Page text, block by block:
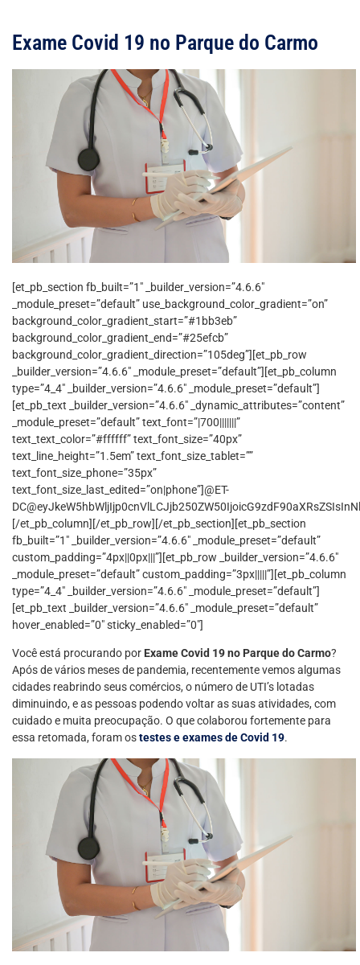
Exame Covid 19 no Parque do Carmo
[et_pb_section fb_built=”1″ _builder_version=”4.6.6″
_module_preset=”default” use_background_color_gradient=”on”
background_color_gradient_start=”#1bb3eb”
background_color_gradient_end=”#25efcb”
background_color_gradient_direction=”105deg”][et_pb_row
_builder_version=”4.6.6″ _module_preset=”default”][et_pb_column
type=”4_4″ _builder_version=”4.6.6″ _module_preset=”default”]
[et_pb_text _builder_version=”4.6.6″ _dynamic_attributes=”content”
_module_preset=”default” text_font=”|700|||||||”
text_text_color=”#ffffff” text_font_size=”40px”
text_line_height=”1.5em” text_font_size_tablet=””
text_font_size_phone=”35px”
text_font_size_last_edited=”on|phone”]@ET-
[/et_pb_column][/et_pb_row][/et_pb_section][et_pb_section
fb_built=”1″ _builder_version=”4.6.6″ _module_preset=”default”
custom_padding=”4px||0px|||”][et_pb_row _builder_version=”4.6.6″
_module_preset=”default” custom_padding=”3px|||||”][et_pb_column
type=”4_4″ _builder_version=”4.6.6″ _module_preset=”default”]
[et_pb_text _builder_version=”4.6.6″ _module_preset=”default”
hover_enabled=”0″ sticky_enabled=”0″]
Você está procurando por Exame Covid 19 no Parque do Carmo?
Após de vários meses de pandemia, recentemente vemos algumas
cidades reabrindo seus comércios, o número de UTI’s lotadas
diminuindo, e as pessoas podendo voltar as suas atividades, com
cuidado e muita preocupação. O que colaborou fortemente para
essa retomada, foram ostestes e exames de Covid 19.